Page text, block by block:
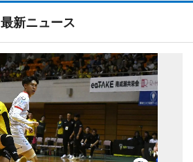
最新ニュース